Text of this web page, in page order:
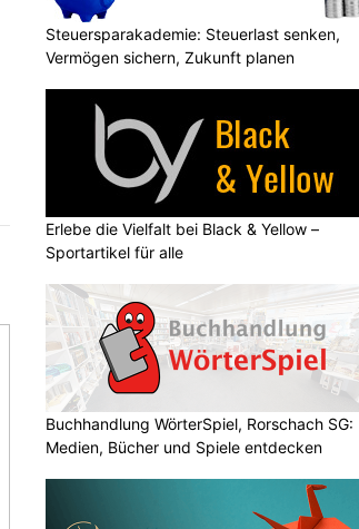
Steuersparakademie: Steuerlast senken,
Vermögen sichern, Zukunft planen
Erlebe die Vielfalt bei Black & Yellow –
Sportartikel für alle
Buchhandlung WörterSpiel, Rorschach SG:
Medien, Bücher und Spiele entdecken